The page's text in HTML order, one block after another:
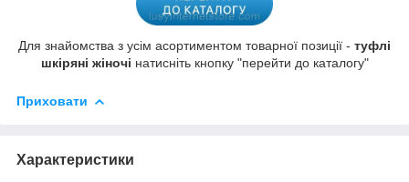
Для знайомства з усім асортиментом товарної позиції - туфлі
шкіряні жіночі натисніть кнопку "перейти до каталогу"
Приховати
Характеристики